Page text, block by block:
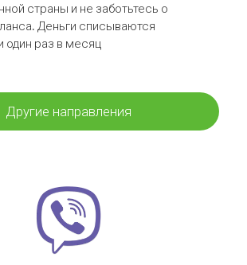
страны и не заботьтесь о
Деньги списываются
один раз в месяц
Другие направления